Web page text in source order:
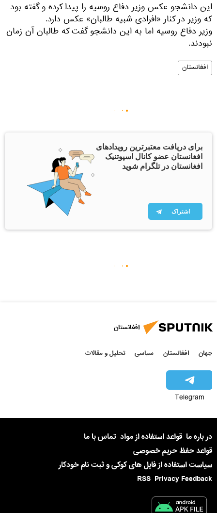
این دانشجو عکس وزیر دفاع روسیه را پیدا کرده و گفته بود
که وزیر در کنار «افرادی شبیه طالبان» عکس دارد.
وزیر دفاع روسیه اما به این دانشجو گفت که طالبان آن زمان
نبودند.
افغانستان
برای دریافت معتبرترین رویدادهای
افغانستان عضو کانال اسپوتنیک
افغانستان در تلگرام شوید
اشتراک
افغانستان
جهان افغانستان سیاسی تحلیل و مقالات
Telegram
در باره ما قواعد استفاده از مواد تماس با ما
قواعد حفظ حریم خصوصی
سیاست استفاده از فایل های کوکی و ثبت نام خودکار
Privacy Feedback
RSS